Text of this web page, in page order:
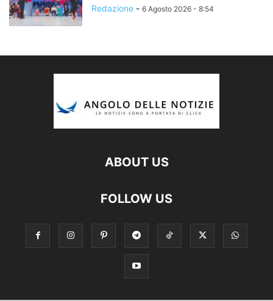
Redazione - 6 Agosto 2026 - 8:54
ABOUT US
FOLLOW US